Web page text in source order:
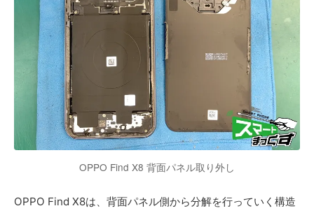
OPPO Find X8 背面パネル取り外し
OPPO Find X8は、背面パネル側から分解を行っていく構造